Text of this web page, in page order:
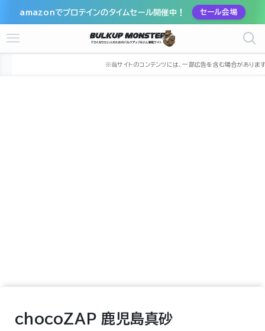
amazonでプロテインのタイムセール開催中！ セール会場
鹿児島県 鹿児島市
chocoZAP 鹿児島真砂